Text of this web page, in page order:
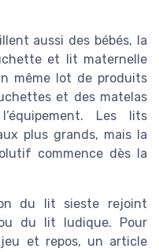
aussi des bébés, la
et lit maternelle
même lot de produits
et des matelas
Les lits
plus grands, mais la
commence dès la
du lit sieste rejoint
du lit ludique. Pour
et repos, un article